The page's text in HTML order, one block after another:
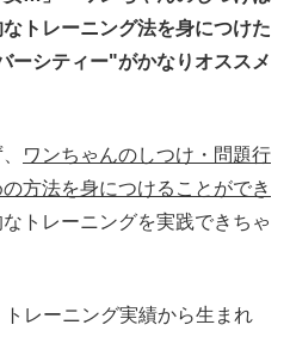
トレーニング法を身につけた
ーシティー"がかなりオススメ
ワンちゃんのしつけ・問題行
方法を身につけることができ
トレーニングを実践できちゃ
レーニング実績から生まれ